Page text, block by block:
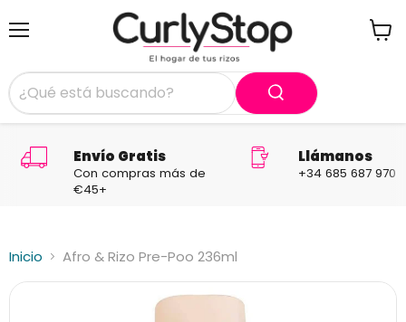
Envío Gratis
Con compras más de
€45+
Llámanos
+34 685 687 970
Inicio Afro & Rizo Pre-Poo 236ml